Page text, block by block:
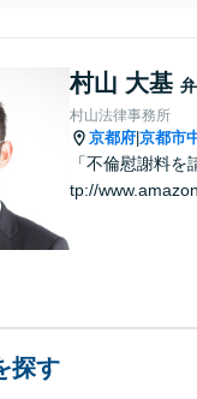
村山 大基
村山法律事務所
京都府 京都市
「不倫慰謝料
tp://
探す